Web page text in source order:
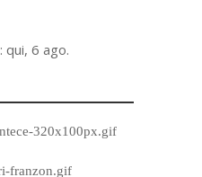
: qui, 6 ago.